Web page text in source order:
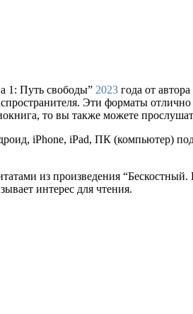
1: Путь свободы” 2023 года от автора
Эти форматы
то вы также можете
iPhone, iPad, ПК (компьютер)
из произведения
интерес для чтения.